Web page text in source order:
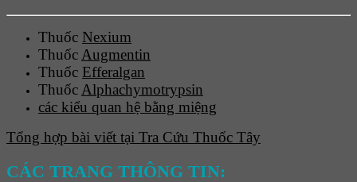
Thuốc Nexium
Thuốc Augmentin
Thuốc Efferalgan
Thuốc Alphachymotrypsin
các kiểu quan hệ bằng miệng
Tổng hợp bài viết tại Tra Cứu Thuốc Tây
CÁC TRANG THÔNG TIN: